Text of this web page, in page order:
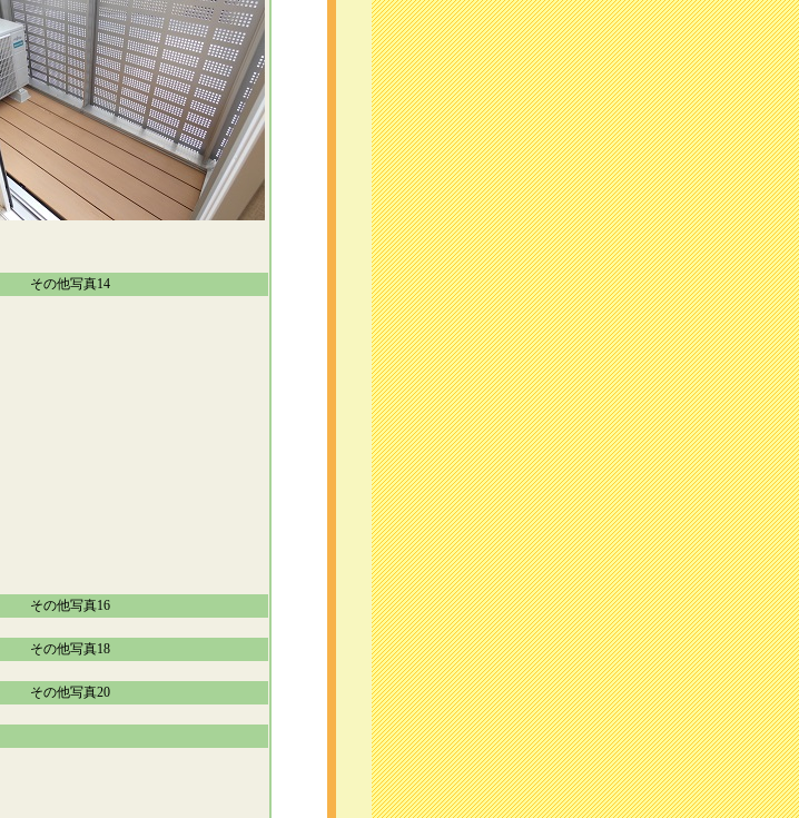
その他写真14
その他写真16
その他写真18
その他写真20